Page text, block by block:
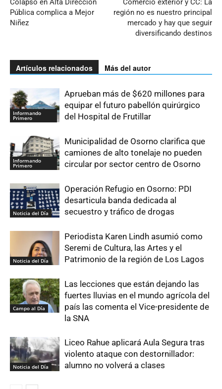
Colapso en Alta Dirección
Pública complica a Mejor
Niñez
Comercio exterior y CC: La
región no es nuestro principal
mercado y hay que seguir
diversificando destinos
Artículos relacionados Más del autor
Informando
Primero
Aprueban más de $620 millones para
equipar el futuro pabellón quirúrgico
del Hospital de Frutillar
Informando
Primero
Municipalidad de Osorno clarifica que
camiones de alto tonelaje no pueden
circular por sector centro de Osorno
Noticia del Día
Operación Refugio en Osorno: PDI
desarticula banda dedicada al
secuestro y tráfico de drogas
Noticia del Día
Periodista Karen Lindh asumió como
Seremi de Cultura, las Artes y el
Patrimonio de la región de Los Lagos
Campo al Día
Las lecciones que están dejando las
fuertes lluvias en el mundo agrícola del
país las comenta el Vice-presidente de
la SNA
Noticia del Día
Liceo Rahue aplicará Aula Segura tras
violento ataque con destornillador:
alumno no volverá a clases